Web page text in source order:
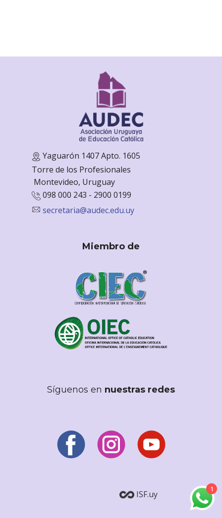
Yaguarón 1407 Apto. 1605
Torre de los Profesionales
Montevideo, Uruguay
098 000 243 - 2900 0199
secretaria@audec.edu.uy
Miembro de
Síguenos en nuestras redes
ISF.uy 1